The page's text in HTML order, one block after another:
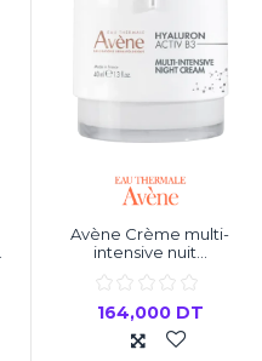
Avène Crème multi-
intensive nuit...
164,000 DT